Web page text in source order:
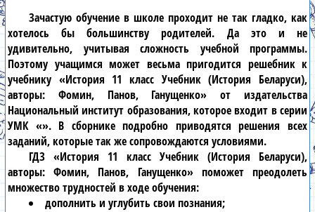
Зачастую обучение в школе проходит не так гладко, как
хотелось бы большинству родителей. Да это и не
удивительно, учитывая сложность учебной программы.
Поэтому учащимся может весьма пригодится решебник к
учебнику «История 11 класс Учебник (История Беларуси),
авторы: Фомин, Панов, Ганущенко» от издательства
Национальный институт образования, которое входит в серии
УМК «». В сборнике подробно приводятся решения всех
заданий, которые так же сопровождаются условиями.
ГДЗ «История 11 класс Учебник (История Беларуси),
авторы: Фомин, Панов, Ганущенко» поможет преодолеть
множество трудностей в ходе обучения:
дополнить и углубить свои познания;